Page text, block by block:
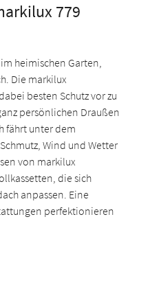
779
heimischen Garten,
Die markilux
besten Schutz vor zu
persönlichen Draußen
fährt unter dem
Wind und Wetter
von markilux
die sich
anpassen. Eine
perfektionieren